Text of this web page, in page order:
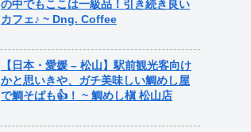
の中でもここは一級品！引き続き良い
カフェ♪ ~ Dng. Coffee
【日本・愛媛 – 松山】駅前観光客向け
かと思いきや、ガチ美味しい鯛めし屋
で鯛そばも👍！ ~ 鯛めし槇 松山店